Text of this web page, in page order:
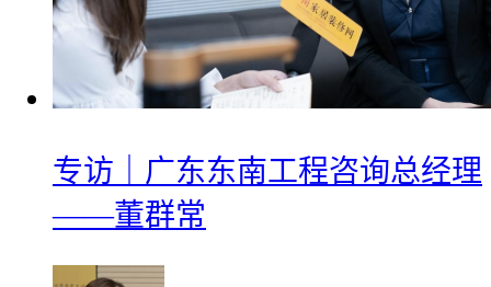
专访｜广东东南工程咨询总经理
——董群常